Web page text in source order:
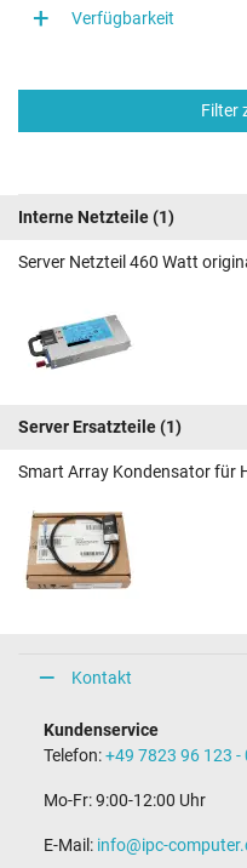
Verfügbarkeit
Filter
Interne Netzteile(1)
Server Netzteil 460 Watt
Server Ersatzteile(1)
Smart Array Kondensator für
Kontakt
Kundenservice
Telefon:+49 7823 96 123 -
Mo-Fr: 9:00-12:00 Uhr
E-Mail: info@ipc-